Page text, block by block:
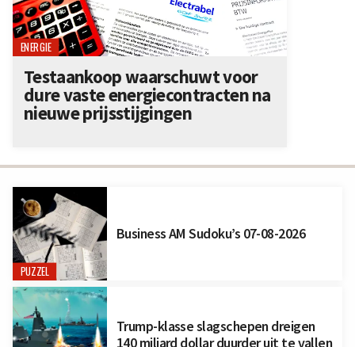
PUZZEL
Business AM Sudoku’s 07-08-2026
Trump-klasse slagschepen dreigen
140 miljard dollar duurder uit te vallen
ENERGIE
Testaankoop waarschuwt voor
dure vaste energiecontracten na
nieuwe prijsstijgingen